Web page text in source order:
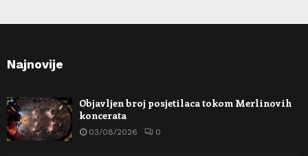
Najnovije
Objavljen broj posjetilaca tokom Merlinovih
koncerata
03/08/2026 0